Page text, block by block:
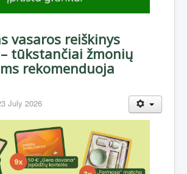
vasaros reiškinys
tūkstančiai žmonių
rekomenduoja
July 2026